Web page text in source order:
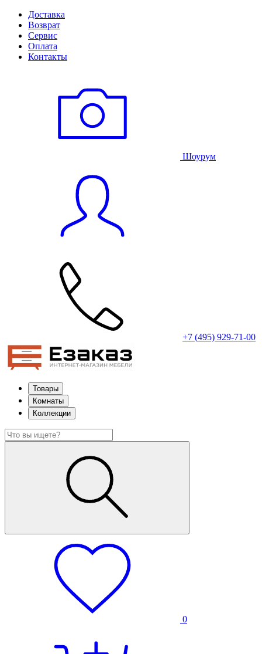
Доставка
Возврат
Сервис
Оплата
Контакты
Шоурум
+7 (495) 929-71-00
Товары
Комнаты
Коллекции
0